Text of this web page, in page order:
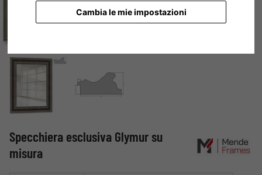
Cambia le mie impostazioni
Specchiera esclusiva Glymur su
misura